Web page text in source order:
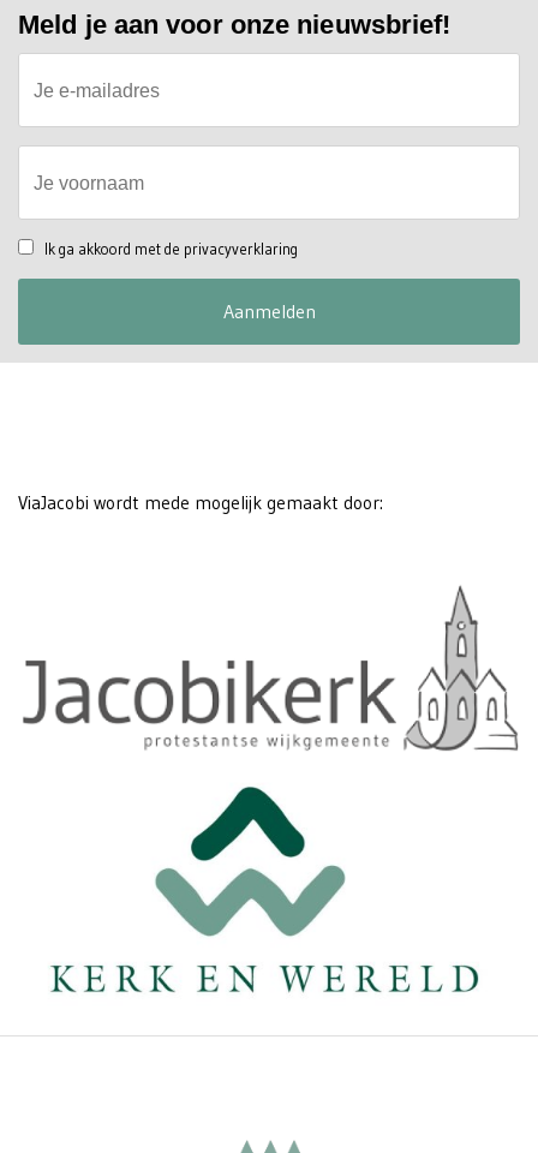
Meld je aan voor onze nieuwsbrief!
Call
back
by
fax
Je e-mailadres
Je voornaam
Ik ga akkoord met de privacyverklaring
ViaJacobi wordt mede mogelijk gemaakt door: